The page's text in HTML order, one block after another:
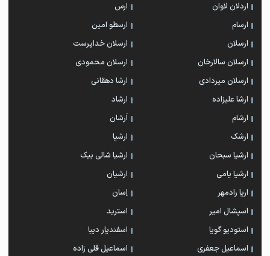
اردلان لاوان
ارس
ارسام
ارسطو امین
ارسلان
ارسلان خداپرست
ارسلان سالارخان
ارسلان محمودی
ارسلان میردادی
ارشا دهقانی
ارشا علیزاده
ارشاد
ارشام
اَرشان
ارشک
ارشیا
ارشیا سبحان
ارشیا شالی بیک
ارشیا یامی
ارشیان
اریا رادمهر
اِسان
اسپشال امیر
استرید
استودیو گویا
اسفندیار دیبا
اسماعیل جعفری
اسماعیل قلی زاده